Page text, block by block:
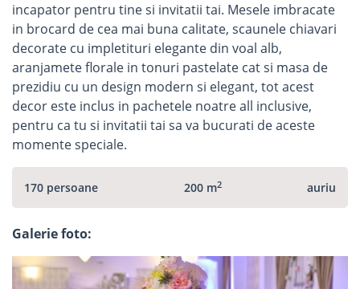
incapator pentru tine si invitatii tai. Mesele imbracate
in brocard de cea mai buna calitate, scaunele chiavari
decorate cu impletituri elegante din voal alb,
aranjamete florale in tonuri pastelate cat si masa de
prezidiu cu un design modern si elegant, tot acest
decor este inclus in pachetele noatre all inclusive,
pentru ca tu si invitatii tai sa va bucurati de aceste
momente speciale.
170 persoane 200 m2 auriu
Galerie foto: